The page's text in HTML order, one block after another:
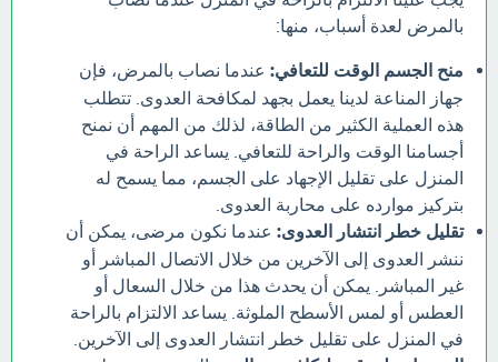
بالمرض لعدة أسباب، منها:
منح الجسم الوقت للتعافي: عندما نصاب بالمرض، فإن
جهاز المناعة لدينا يعمل بجهد لمكافحة العدوى. تتطلب
هذه العملية الكثير من الطاقة، لذلك من المهم أن نمنح
أجسامنا الوقت والراحة للتعافي. يساعد الراحة في
المنزل على تقليل الإجهاد على الجسم، مما يسمح له
بتركيز موارده على محاربة العدوى.
تقليل خطر انتشار العدوى: عندما نكون مرضى، يمكن أن
ننشر العدوى إلى الآخرين من خلال الاتصال المباشر أو
غير المباشر. يمكن أن يحدث هذا من خلال السعال أو
العطس أو لمس الأسطح الملوثة. يساعد الالتزام بالراحة
في المنزل على تقليل خطر انتشار العدوى إلى الآخرين.